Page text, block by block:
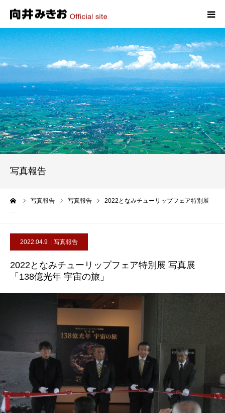
写真報告
写真報告 写真報告
2022となみチューリップフェア特別展
…
2022.04.9 写真報告
2022となみチューリップフェア特別展 写真展
「138億光年 宇宙の旅」
HOME
プロフィール
政策
活動報告